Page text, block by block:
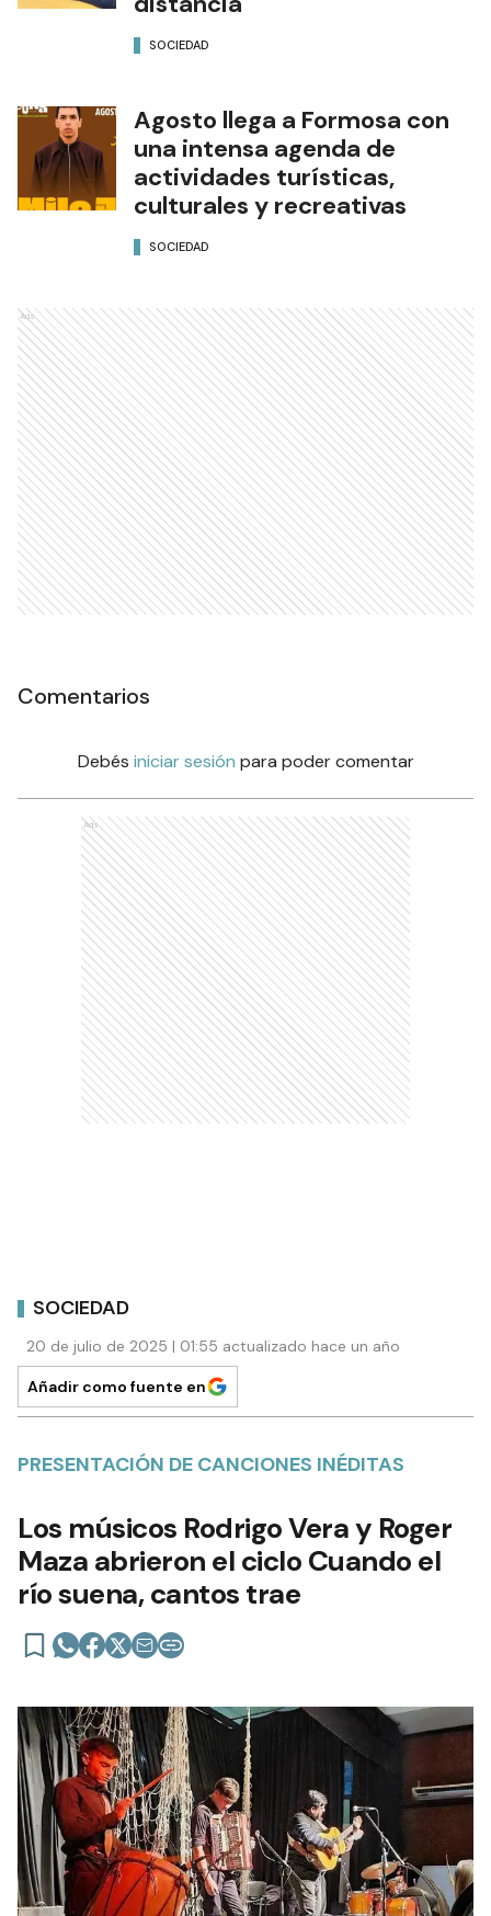
SOCIEDAD
Agosto llega a Formosa con
una intensa agenda de
actividades turísticas,
culturales y recreativas
SOCIEDAD
Ads
Comentarios
Debés iniciar sesión para poder comentar
Ads
SOCIEDAD
20 de julio de 2025 | 01:55 actualizado hace un año
Añadir como fuente en
PRESENTACIÓN DE CANCIONES INÉDITAS
Los músicos Rodrigo Vera y Roger
Maza abrieron el ciclo Cuando el
río suena, cantos trae